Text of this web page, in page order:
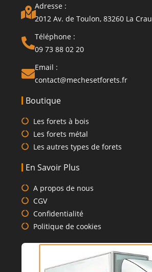
Adresse :
2012 Av. de Toulon, 83260 La Crau
Téléphone :
09 73 88 02 20
Email :
contact@mechesetforets.fr
Boutique
Les forets à bois
Les forets métal
Les autres types de forets
En Savoir Plus
A propos de nous
CGV
Confidentialité
Politique de cookies